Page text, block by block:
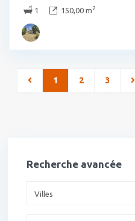
1 150,00 m2
1 2 3
Recherche avancée
Villes